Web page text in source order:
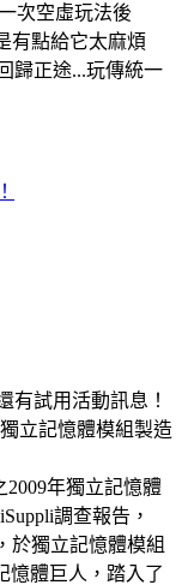
次空虛玩法後
有點給它太麻煩
歸正途...玩傳統一
有試用活動訊息！
立記憶體模組製造
2009年獨立記憶體
調查報告，
於獨立記憶體模組
憶體巨人，踏入了